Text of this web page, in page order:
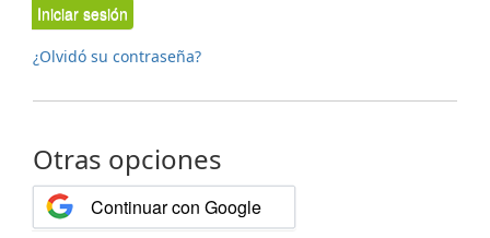
Iniciar sesión
¿Olvidó su contraseña?
Otras opciones
Continuar con Google